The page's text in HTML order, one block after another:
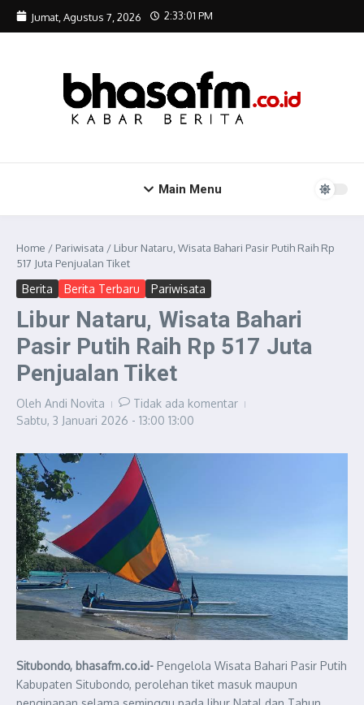
Lewati ke konten
Jumat, Agustus 7, 2026 2:33:02 PM
Main Menu
Home / Pariwisata / Libur Nataru, Wisata Bahari Pasir Putih Raih Rp
517 Juta Penjualan Tiket
Berita Berita Terbaru Pariwisata
Libur Nataru, Wisata Bahari
Pasir Putih Raih Rp 517 Juta
Penjualan Tiket
Oleh Andi Novita
Tidak ada komentar
Sabtu, 3 Januari 2026 - 13:00 13:00
Situbondo, bhasafm.co.id- Pengelola Wisata Bahari Pasir Putih
Kabupaten Situbondo, perolehan tiket masuk maupun